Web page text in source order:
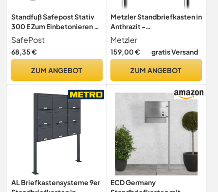
Standfuß Safepost Stativ
300 E Zum Einbetonieren -
Schwarz Briefkasten-
Ständer für Modelle 65,
65M, 70-5, 80, 95 LED
SafePost
68,35 €
ZUM ANGEBOT
Metzler Standbriefkasten in
Anthrazit -
Pulverbeschichtet & mit
Zeitungsfach - Inkl.
Edelstahl Standfuß &
Personalisierbar -
mit Zeitungsrolle
Freistehend
Metzler
159,00 € gratis Versand
ZUM ANGEBOT
AL Briefkastensysteme 9er
ECD Germany